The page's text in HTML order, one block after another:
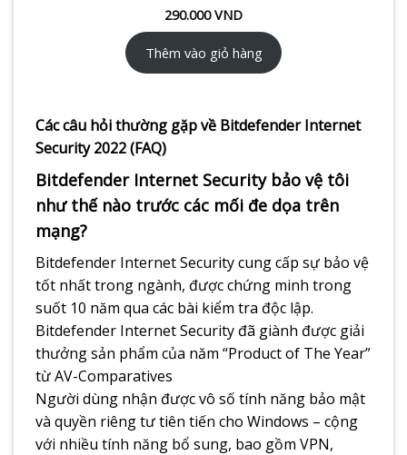
290.000VND
Thêm vào giỏ hàng
Các câu hỏi thường gặp về Bitdefender Internet
Security 2022 (FAQ)
Bitdefender Internet Security bảo vệ tôi
như thế nào trước các mối đe dọa trên
mạng?
Bitdefender Internet Security cung cấp sự bảo vệ
tốt nhất trong ngành, được chứng minh trong
suốt 10 năm qua các bài kiểm tra độc lập.
Bitdefender Internet Security đã giành được giải
thưởng sản phẩm của năm “Product of The Year”
từ AV-Comparatives
Người dùng nhận được vô số tính năng bảo mật
và quyền riêng tư tiên tiến cho Windows – cộng
với nhiều tính năng bổ sung, bao gồm VPN,